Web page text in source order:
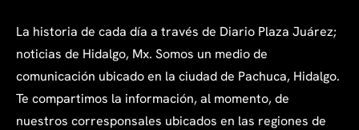
La historia de cada día a través de Diario Plaza Juárez;
noticias de Hidalgo, Mx. Somos un medio de
comunicación ubicado en la ciudad de Pachuca, Hidalgo.
Te compartimos la información, al momento, de
nuestros corresponsales ubicados en las regiones de